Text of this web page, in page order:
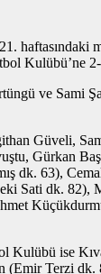
haftasındaki
Kulübü’ne
ve Sami
Güveli,
Gürkan
dk. 63),
Sati dk. 82),
Kulübü ise
(Emir Terzi dk.